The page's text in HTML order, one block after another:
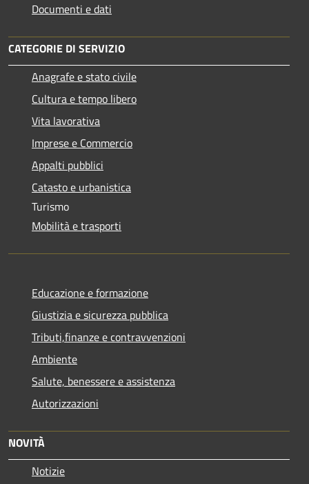
Documenti e dati
CATEGORIE DI SERVIZIO
Anagrafe e stato civile
Cultura e tempo libero
Vita lavorativa
Imprese e Commercio
Appalti pubblici
Catasto e urbanistica
Turismo
Mobilità e trasporti
Educazione e formazione
Giustizia e sicurezza pubblica
Tributi,finanze e contravvenzioni
Ambiente
Salute, benessere e assistenza
Autorizzazioni
NOVITÀ
Notizie